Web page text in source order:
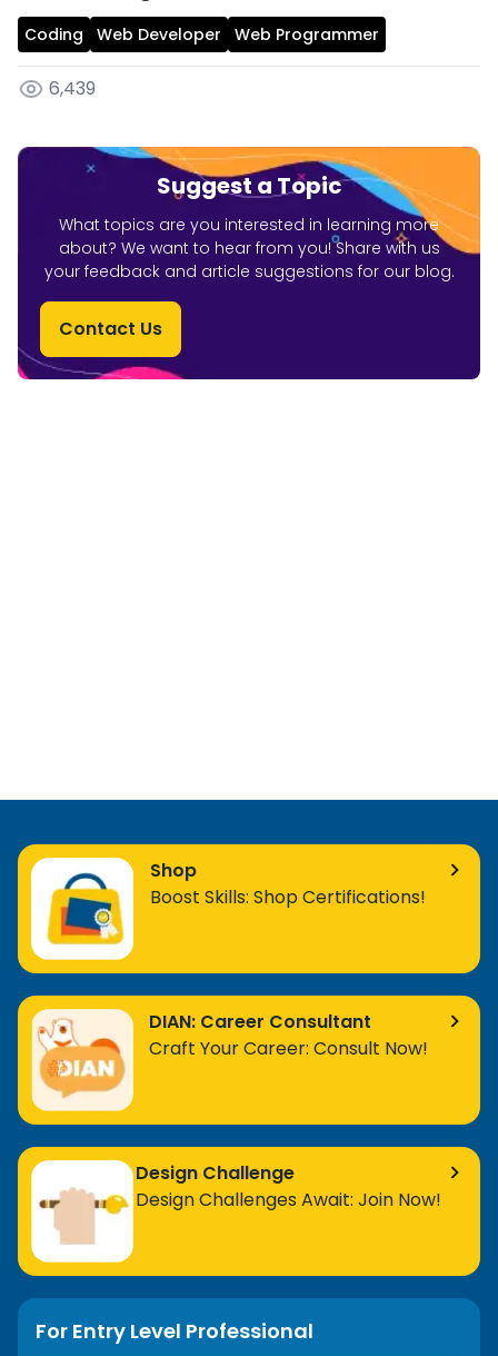
Coding Web Developer Web Programmer
6,439
Suggest a Topic
What topics are you interested in learning more
about? We want to hear from you! Share with us
your feedback and article suggestions for our blog.
Contact Us
Shop
Boost Skills: Shop Certifications!
DIAN: Career Consultant
Craft Your Career: Consult Now!
Design Challenge
Design Challenges Await: Join Now!
For Entry Level Professional